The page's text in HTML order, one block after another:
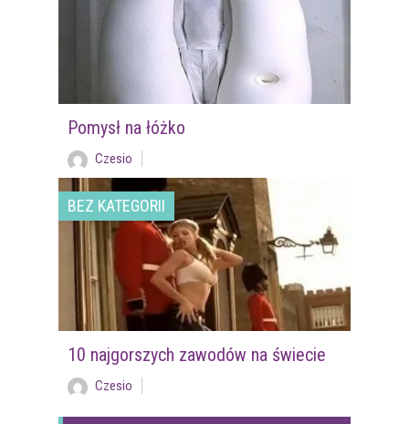
Pomysł na łóżko
Czesio
BEZ KATEGORII
10 najgorszych zawodów na świecie
Czesio